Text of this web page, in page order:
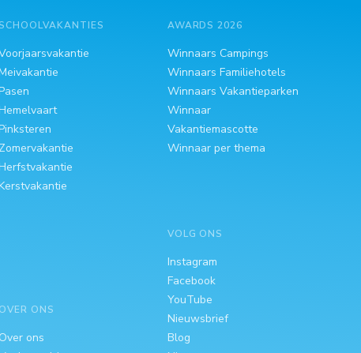
SCHOOLVAKANTIES
Zomervakantie
OVER ONS
Over ons
AWARDS 2026
Winnaars Campings
Winnaars Familiehotels
Winnaars Vakantieparken
Winnaar
Vakantiemascotte
Winnaar per thema
VOLG ONS
Instagram
Facebook
YouTube
Nieuwsbrief
Blog